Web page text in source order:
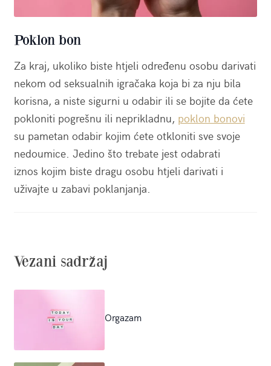
Poklon bon
Za kraj, ukoliko biste htjeli određenu osobu darivati
nekom od seksualnih igračaka koja bi za nju bila
korisna, a niste sigurni u odabir ili se bojite da ćete
pokloniti pogrešnu ili neprikladnu, poklon bonovi
su pametan odabir kojim ćete otkloniti sve svoje
nedoumice. Jedino što trebate jest odabrati
iznos kojim biste dragu osobu htjeli darivati i
uživajte u zabavi poklanjanja.
Vezani sadržaj
Orgazam